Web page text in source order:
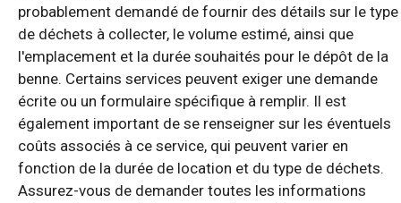
probablement demandé de fournir des détails sur le type
de déchets à collecter, le volume estimé, ainsi que
l'emplacement et la durée souhaités pour le dépôt de la
benne. Certains services peuvent exiger une demande
écrite ou un formulaire spécifique à remplir. Il est
également important de se renseigner sur les éventuels
coûts associés à ce service, qui peuvent varier en
fonction de la durée de location et du type de déchets.
Assurez-vous de demander toutes les informations